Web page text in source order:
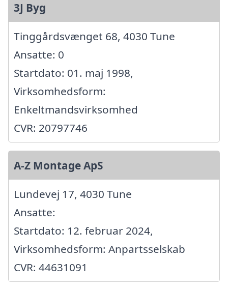
3J Byg
Tinggårdsvænget 68, 4030 Tune
Ansatte: 0
Startdato: 01. maj 1998,
Virksomhedsform:
Enkeltmandsvirksomhed
CVR: 20797746
A-Z Montage ApS
Lundevej 17, 4030 Tune
Ansatte:
Startdato: 12. februar 2024,
Virksomhedsform: Anpartsselskab
CVR: 44631091